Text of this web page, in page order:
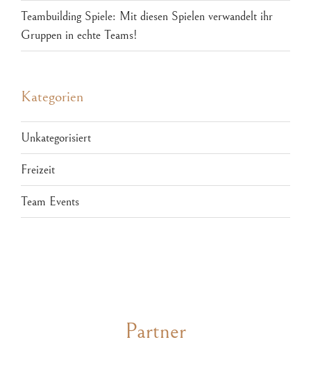
Teambuilding Spiele: Mit diesen Spielen verwandelt ihr
Gruppen in echte Teams!
Kategorien
Unkategorisiert
Freizeit
Team Events
Partner